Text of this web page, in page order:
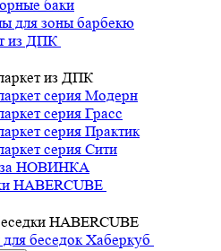
баки
для зоны барбекю
из ДПК
из ДПК
серия Mодерн
серия Грасс
серия Практик
серия Сити
НОВИНКА
HABERCUBE
HABERCUBE
беседок Хаберкуб